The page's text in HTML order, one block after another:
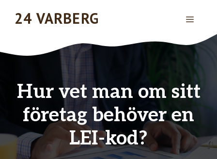
24 VARBERG MENY
Hur vet man om sitt
företag behöver en
LEI-kod?